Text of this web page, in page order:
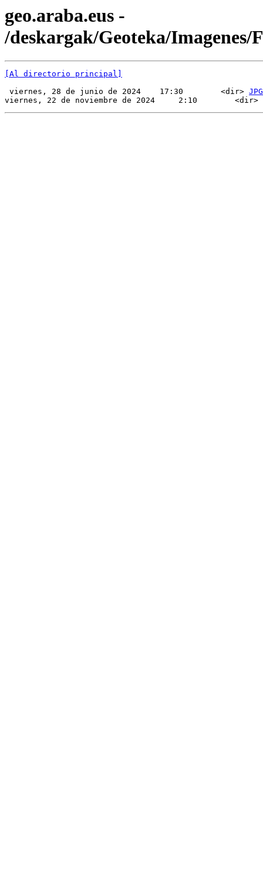
geo.araba.eus -
/deskargak/Geoteka/Imagenes/
[Al directorio principal]
viernes, 28 de junio de 2024    17:30        <dir> JPG
viernes, 22 de noviembre de 2024     2:10        <dir>